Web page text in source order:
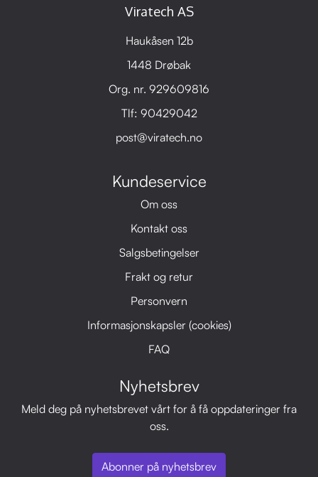
Viratech AS
Haukåsen 12b
1448 Drøbak
Org. nr. 929609816
Tlf: 90429042
post@viratech.no
Kundeservice
Om oss
Kontakt oss
Salgsbetingelser
Frakt og retur
Personvern
Informasjonskapsler (cookies)
FAQ
Nyhetsbrev
Meld deg på nyhetsbrevet vårt for å få oppdateringer fra
oss.
Abonner på nyhetsbrev